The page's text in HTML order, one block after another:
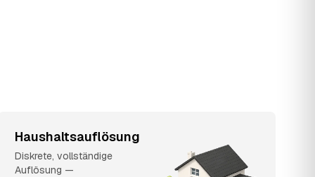
Haushaltsauflösung
Diskrete, vollständige
Auflösung —